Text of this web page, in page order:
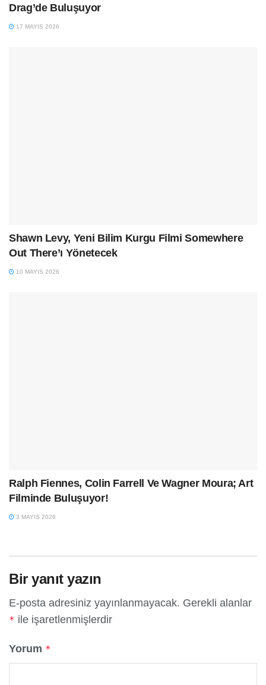
Drag’de Buluşuyor
17 MAYIS 2026
Shawn Levy, Yeni Bilim Kurgu Filmi Somewhere
Out There’ı Yönetecek
10 MAYIS 2026
Ralph Fiennes, Colin Farrell Ve Wagner Moura; Art
Filminde Buluşuyor!
3 MAYIS 2026
Bir yanıt yazın
E-posta adresiniz yayınlanmayacak. Gerekli alanlar
* ile işaretlenmişlerdir
Yorum *